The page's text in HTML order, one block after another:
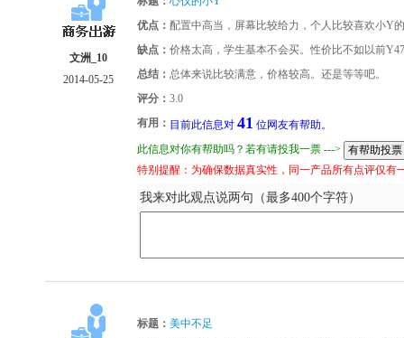
文洲_10
2014-05-25
优点： 配置中高当，屏幕比较给力，个人比较喜欢小Y
缺点： 价格太高，学生基本不会买。性价比不如以前
总结： 总体来说比较满意，价格较高。还是等等吧。
评分： 3.0
有用： 目前此信息对 41 位网友有帮助。
此信息对你有帮助吗？若有请投我一票 --->
特别提醒：为确保数据真实性，同一产品所有点评仅有
我来对此观点说两句（最多400个字符）
标题： 美中不足